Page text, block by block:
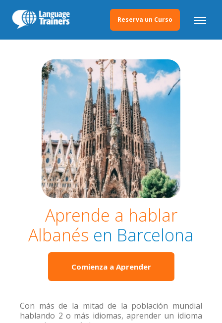
Reserva un Curso
Aprende a hablar
Albanés en Barcelona
Comienza a Aprender
Con más de la mitad de la población mundial
hablando 2 o más idiomas, aprender un idioma